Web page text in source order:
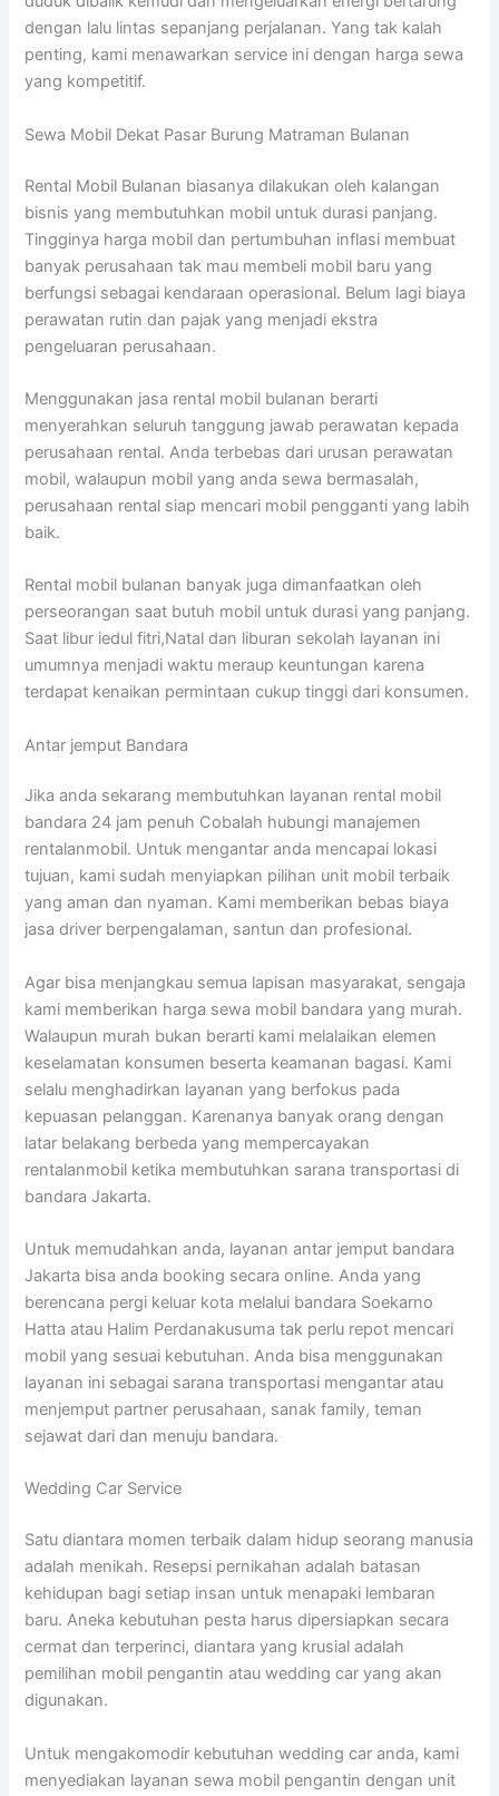
dengan lalu lintas sepanjang perjalanan. Yang tak kalah
penting, kami menawarkan service ini dengan harga sewa
yang kompetitif.
Sewa Mobil Dekat Pasar Burung Matraman Bulanan
Rental Mobil Bulanan biasanya dilakukan oleh kalangan
bisnis yang membutuhkan mobil untuk durasi panjang.
Tingginya harga mobil dan pertumbuhan inflasi membuat
banyak perusahaan tak mau membeli mobil baru yang
berfungsi sebagai kendaraan operasional. Belum lagi biaya
perawatan rutin dan pajak yang menjadi ekstra
pengeluaran perusahaan.
Menggunakan jasa rental mobil bulanan berarti
menyerahkan seluruh tanggung jawab perawatan kepada
perusahaan rental. Anda terbebas dari urusan perawatan
mobil, walaupun mobil yang anda sewa bermasalah,
perusahaan rental siap mencari mobil pengganti yang labih
baik.
Rental mobil bulanan banyak juga dimanfaatkan oleh
perseorangan saat butuh mobil untuk durasi yang panjang.
Saat libur iedul fitri,Natal dan liburan sekolah layanan ini
umumnya menjadi waktu meraup keuntungan karena
terdapat kenaikan permintaan cukup tinggi dari konsumen.
Antar jemput Bandara
Jika anda sekarang membutuhkan layanan rental mobil
bandara 24 jam penuh Cobalah hubungi manajemen
rentalanmobil. Untuk mengantar anda mencapai lokasi
tujuan, kami sudah menyiapkan pilihan unit mobil terbaik
yang aman dan nyaman. Kami memberikan bebas biaya
jasa driver berpengalaman, santun dan profesional.
Agar bisa menjangkau semua lapisan masyarakat, sengaja
kami memberikan harga sewa mobil bandara yang murah.
Walaupun murah bukan berarti kami melalaikan elemen
keselamatan konsumen beserta keamanan bagasi. Kami
selalu menghadirkan layanan yang berfokus pada
kepuasan pelanggan. Karenanya banyak orang dengan
latar belakang berbeda yang mempercayakan
rentalanmobil ketika membutuhkan sarana transportasi di
bandara Jakarta.
Untuk memudahkan anda, layanan antar jemput bandara
Jakarta bisa anda booking secara online. Anda yang
berencana pergi keluar kota melalui bandara Soekarno
Hatta atau Halim Perdanakusuma tak perlu repot mencari
mobil yang sesuai kebutuhan. Anda bisa menggunakan
layanan ini sebagai sarana transportasi mengantar atau
menjemput partner perusahaan, sanak family, teman
sejawat dari dan menuju bandara.
Wedding Car Service
Satu diantara momen terbaik dalam hidup seorang manusia
adalah menikah. Resepsi pernikahan adalah batasan
kehidupan bagi setiap insan untuk menapaki lembaran
baru. Aneka kebutuhan pesta harus dipersiapkan secara
cermat dan terperinci, diantara yang krusial adalah
pemilihan mobil pengantin atau wedding car yang akan
digunakan.
Untuk mengakomodir kebutuhan wedding car anda, kami
menyediakan layanan sewa mobil pengantin dengan unit